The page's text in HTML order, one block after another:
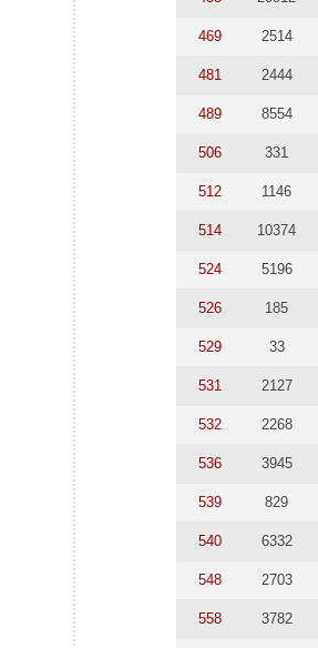
469 2514
481 2444
489 8554
506 331
512 1146
514 10374
524 5196
526 185
529 33
531 2127
532 2268
536 3945
539 829
540 6332
548 2703
558 3782